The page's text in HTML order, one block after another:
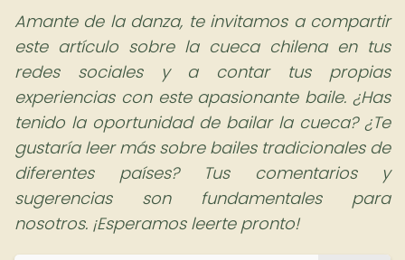
Amante de la danza, te invitamos a compartir
este artículo sobre la cueca chilena en tus
redes sociales y a contar tus propias
experiencias con este apasionante baile. ¿Has
tenido la oportunidad de bailar la cueca? ¿Te
gustaría leer más sobre bailes tradicionales de
diferentes países? Tus comentarios y
sugerencias son fundamentales para
nosotros. ¡Esperamos leerte pronto!